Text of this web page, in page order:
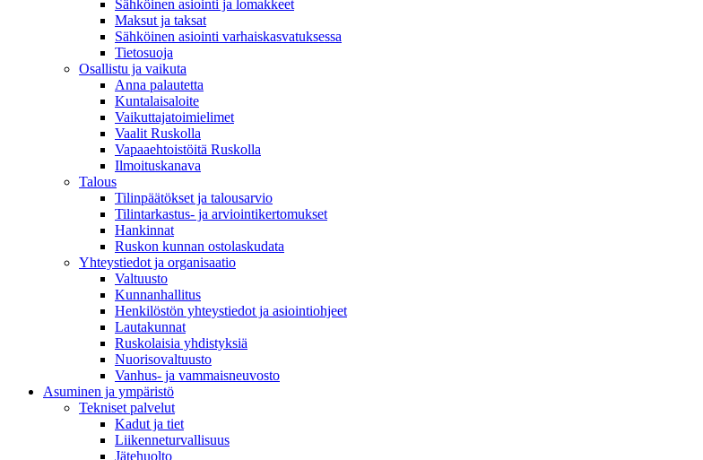
Sähköinen asiointi ja lomakkeet
Maksut ja taksat
Sähköinen asiointi varhaiskasvatuksessa
Tietosuoja
Osallistu ja vaikuta
Anna palautetta
Kuntalaisaloite
Vaikuttajatoimielimet
Vaalit Ruskolla
Vapaaehtoistöitä Ruskolla
Ilmoituskanava
Talous
Tilinpäätökset ja talousarvio
Tilintarkastus- ja arviointikertomukset
Hankinnat
Ruskon kunnan ostolaskudata
Yhteystiedot ja organisaatio
Valtuusto
Kunnanhallitus
Henkilöstön yhteystiedot ja asiointiohjeet
Lautakunnat
Ruskolaisia yhdistyksiä
Nuorisovaltuusto
Vanhus- ja vammaisneuvosto
Asuminen ja ympäristö
Tekniset palvelut
Kadut ja tiet
Liikenneturvallisuus
Jätehuolto